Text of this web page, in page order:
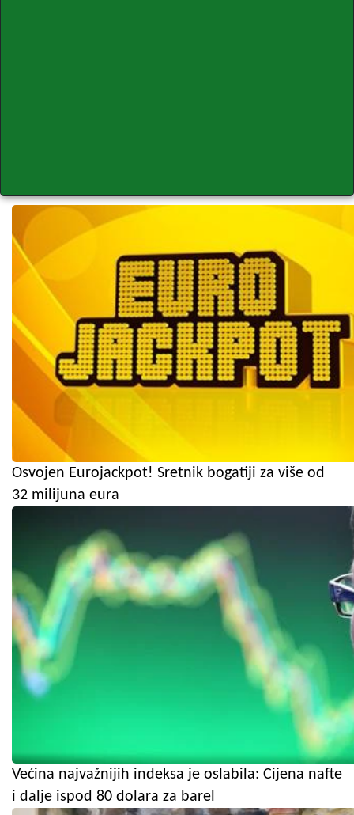
Osvojen Eurojackpot! Sretnik bogatiji za više od
32 milijuna eura
Većina najvažnijih indeksa je oslabila: Cijena nafte
i dalje ispod 80 dolara za barel